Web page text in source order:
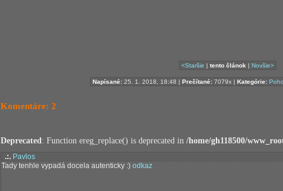
<Staršie | tento článok | Novšie>
Napísané:25. 1. 2018, 18:48 | Prečítané:7079x | Kategórie:
Komentáre: 2
Deprecated: Function ereg_replace() is deprecated in /home/gh118500/
.:. Pavlos
Tady tenhle vypadá docela autenticky :) odkaz